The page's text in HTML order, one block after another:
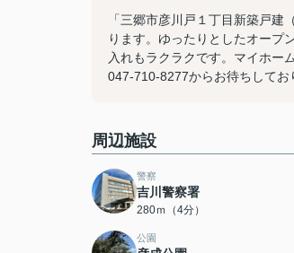
「三郷市彦川戸１丁目新築戸
ります。ゆったりとしたオープ
入れもラクラクです。マイホー
047-710-8277からお待ちしてお
周辺施設
警察
吉川警察署
280ｍ（4分）
公園